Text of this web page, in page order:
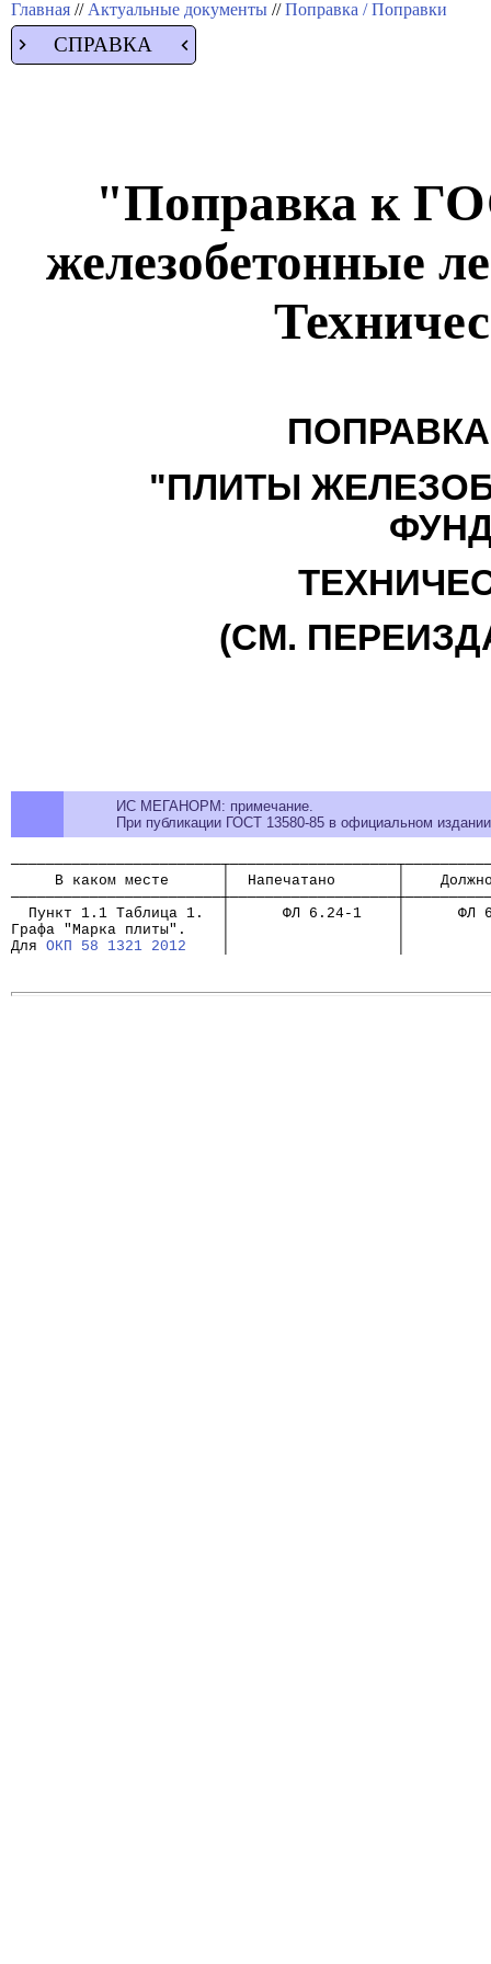
Главная // Актуальные документы //Поправка / Поправки
СПРАВКА
"Поправка к
железобетонные
ПОПРАВКА
"ПЛИТЫ
(СМ.
ИС МЕГАНОРМ: примечание.
При публикации ГОСТ 13580-85 в официальном
В каком месте      │  Напечатано       │
Пункт 1.1 Таблица 1.  │      ФЛ 6.24-1    │      ФЛ
Графа "Марка плиты".    │                   │
Для ОКП 58 1321 2012